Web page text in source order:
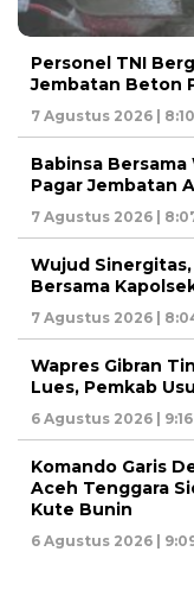
Personel TNI
Jembatan Beton
7 Agustus 2026 |
Babinsa
Pagar Jembatan
7 Agustus 2026 |
Wujud
Bersama
7 Agustus 2026 |
Wapres Gibran
Lues, Pemkab
6 Agustus 2026 |
Komando Garis
Aceh Tenggara
Kute Bunin
6 Agustus 2026 |